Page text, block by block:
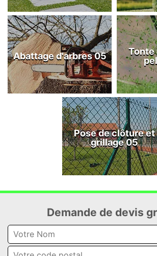
Abattage d'arbres 05
Pose de clôture et
grillage 05
Demande de devis